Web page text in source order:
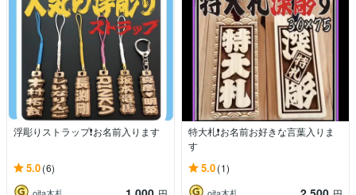
浮彫りストラップ❗️お名前入ります
5.0(6)
特大札❗️お名前お好きな言葉入りま
す
5.0(1)